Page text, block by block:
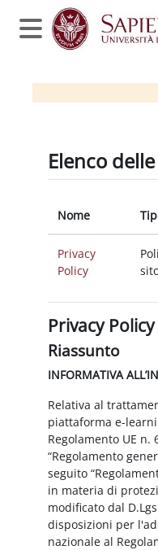
Vai al contenuto principale
Pannello laterale
Elenco
Nome
Privacy
Policy
Privacy Policy
Riassunto
INFORMATIVA
Relativa al
piattaforma e-
Regolamento UE n.
“Regolamento
seguito
in materia di
modificato dal
disposizioni per
nazionale al